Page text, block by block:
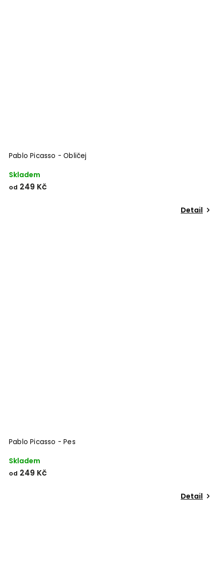
Pablo Picasso - Obličej
Skladem
od 249 Kč
Detail
Pablo Picasso - Pes
Skladem
od 249 Kč
Detail